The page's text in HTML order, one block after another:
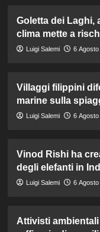
Goletta dei Laghi,
clima mette a
Luigi Salemi 6
Villaggi filippini
marine sulla
Luigi Salemi 6 Agosto
Vinod Rishi ha
degli elefanti in
Luigi Salemi 6
Attivisti